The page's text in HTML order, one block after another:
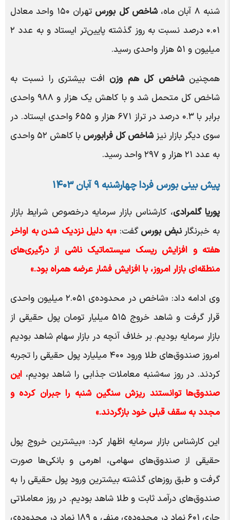
شنبه ۸ آبان ماه،
شاخص کل بورس
تهران ۱۵۰ واحد معادل
۰.۰۱ درصد نسبت به روز گذشته پایین‌تر ایستاد و به عدد ۲
میلیون و ۵۱ هزار واحدی رسید.
همچنینشاخص کل هم وزن افت بیشتری را نسبت به
شاخص کل متحمل شد و با کاهش یک هزار و ۹۸۸ واحدی
برابر با ۰.۳ درصد در تراز ۶۷۱ هزار و ۶۵۵ واحدی ایستاد. در
سوی دیگر بازار نیزشاخص کل فرابورس
با کاهش ۵۲ واحدی
به عدد ۲۱ هزار و ۲۹۷ واحد رسید.
پیش بینی بورس فردا چهارشنبه ۹ آبان ۱۴۰۳
پوریا گلمرادی، کارشناس بازار سرمایه درخصوص شرایط بازار
به خبرنگارنبض بورسگفت: «به دلیل نزدیک شدن به اواخر
هفته و افزایش ریسک سیستماتیک ناشی از درگیری‌های
منطقه‌ای بازار امروز، با افزایش فشار عرضه همراه بود.»
وی ادامه داد: «شاخص در محدوده‌ی ۲.۰۵۱ میلیون واحدی
قرار گرفت و شاهد خروج ۵۱۵ میلیار تومان پول حقیقی از
بازار سرمایه بودیم. بر خلاف آنچه در بازار سهام شاهد بودیم
امروز صندوق‌های طلا ورود ۴۰۰ میلیارد پول حقیقی را تجربه
کردند. در روز سه‌شنبه معاملات جذابی را شاهد بودیم، این
صندوق‌ها توانستند ریزش سنگین شنبه را جبران کرده و
مجدد به سقف قبلی خود بازگردند.»
این کارشناس بازار سرمایه اظهار کرد: «بیشترین خروج پول
حقیقی از صندوق‌های سهامی، اهرمی و بانکی‌ها صورت
گرفت و طبق روز‌های گذشته بیشترین ورود پول حقیقی را به
صندوق‌های درآمد ثابت و طلا شاهد بودیم. در روز معاملاتی